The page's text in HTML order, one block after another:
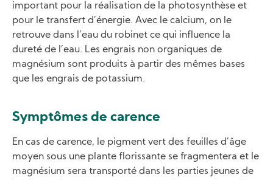
important pour la réalisation de la photosynthèse et
pour le transfert d’énergie. Avec le calcium, on le
retrouve dans l’eau du robinet ce qui influence la
dureté de l’eau. Les engrais non organiques de
magnésium sont produits à partir des mêmes bases
que les engrais de potassium.
Symptômes de carence
En cas de carence, le pigment vert des feuilles d’âge
moyen sous une plante florissante se fragmentera et le
magnésium sera transporté dans les parties jeunes de